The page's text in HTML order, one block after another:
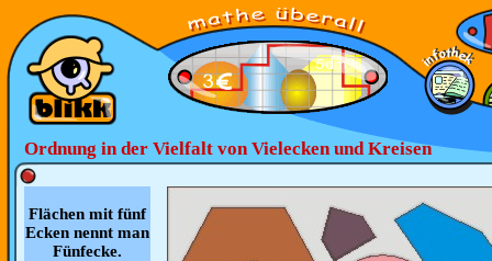
Ordnung in der Vielfalt von Vielecken und Kreisen
Flächen mit fünf
Ecken nennt man
Fünfecke.